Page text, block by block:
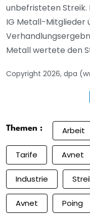
unbefristeten Streik.
IG Metall-Mitglieder
Metall wertete den
Copyright 2026, dpa
Themen : Arbeit
Tarife Avnet
Industrie
Avnet Poing